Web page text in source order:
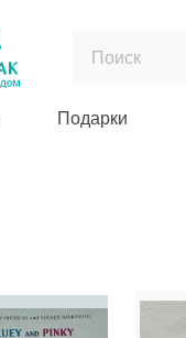
Подарки